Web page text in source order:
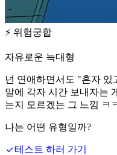
⚡ 위험궁합
자유로운 늑대형
넌 연애하면서도 "혼자 있
말에 각자 시간 보내자는
는지 모르겠는 그 느낌 ㅋ
나는 어떤 유형일까?
테스트 하러 가기